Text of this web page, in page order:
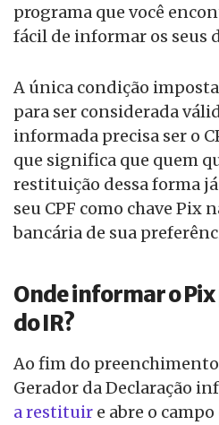
programa que você
fácil de informar os seus
A única condição
para ser considerada
informada precisa ser o
que significa que quem
restituição dessa forma
seu CPF como chave Pix
bancária de sua
Onde informar o
do IR?
Ao fim do preenchimento
Gerador da Declaração
a restituir e abre o